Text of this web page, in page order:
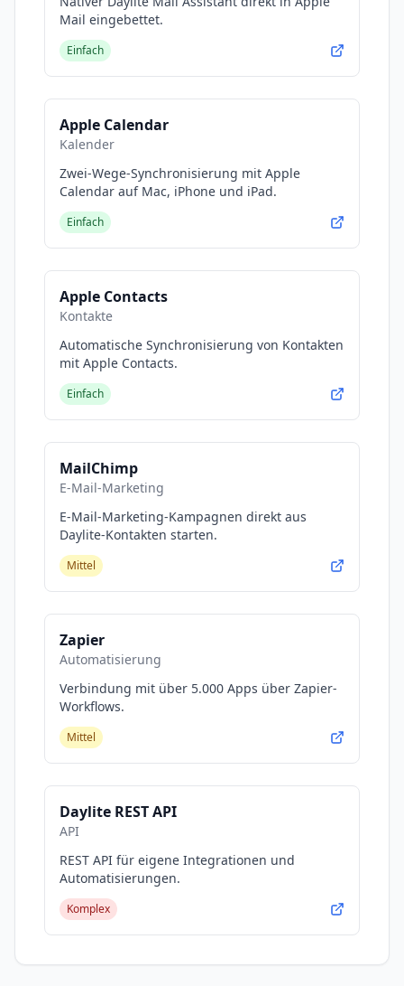
Mail eingebettet.
Einfach
Apple Calendar
Kalender
Zwei-Wege-Synchronisierung mit Apple
Calendar auf Mac, iPhone und iPad.
Einfach
Apple Contacts
Kontakte
Automatische Synchronisierung von Kontakten
mit Apple Contacts.
Einfach
MailChimp
E-Mail-Marketing
E-Mail-Marketing-Kampagnen direkt aus
Daylite-Kontakten starten.
Mittel
Zapier
Automatisierung
Verbindung mit über 5.000 Apps über Zapier-
Workflows.
Mittel
Daylite REST API
API
REST API für eigene Integrationen und
Automatisierungen.
Komplex